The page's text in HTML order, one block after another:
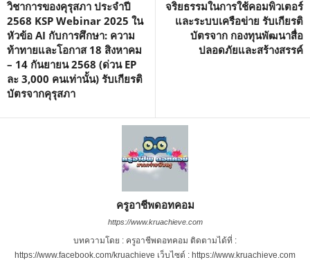
วิชาการของคุรุสภา ประจำปี
2568 KSP Webinar 2025 ใน
หัวข้อ AI กับการศึกษา: ความ
ท้าทายและโอกาส 18 สิงหาคม
– 14 กันยายน 2568 (ด่วน EP
ละ 3,000 คนเท่านั้น) รับเกียรติ
บัตรจากคุรุสภา
จริยธรรมในการใช้คอมพิวเตอร์
และระบบเครือข่าย รับเกียรติ
บัตรจาก กองทุนพัฒนาสื่อ
ปลอดภัยและสร้างสรรค์
ครูอาชีพดอทคอม
https://www.kruachieve.com
บทความโดย : ครูอาชีพดอทคอม ติดตามได้ที่ :
https://www.facebook.com/kruachieve เว็บไซต์ : https://www.kruachieve.com